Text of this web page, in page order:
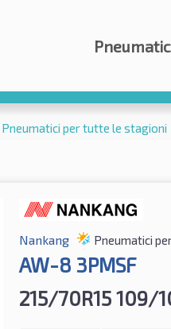
Pneumatici per tutte le stagioni
Nankang Pneumatici
AW-8 3PMSF
215/70R15 109/